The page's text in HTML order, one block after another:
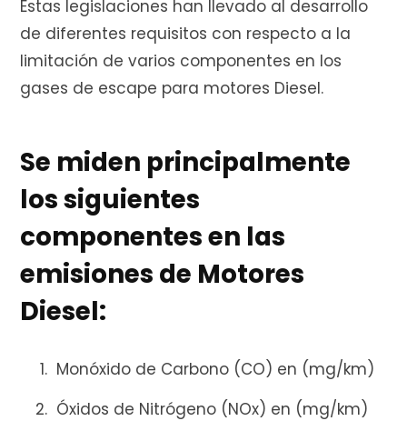
Estas legislaciones han llevado al desarrollo
de diferentes requisitos con respecto a la
limitación de varios componentes en los
gases de escape para motores Diesel.
Se miden principalmente
los siguientes
componentes en las
emisiones de Motores
Diesel:
Monóxido de Carbono (CO) en (mg/km)
Óxidos de Nitrógeno (NOx) en (mg/km)